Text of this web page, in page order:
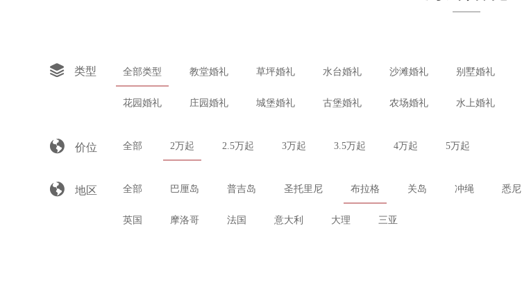
 类型 全部类型 教堂婚礼 草坪婚礼 水台婚礼 沙滩婚礼 别墅婚礼
花园婚礼 庄园婚礼 城堡婚礼 古堡婚礼 农场婚礼 水上婚礼
 价位 全部 2万起 2.5万起 3万起 3.5万起 4万起 5万起
 地区 全部 巴厘岛 普吉岛 圣托里尼 布拉格 关岛 冲绳 悉尼
英国 摩洛哥 法国 意大利 大理 三亚